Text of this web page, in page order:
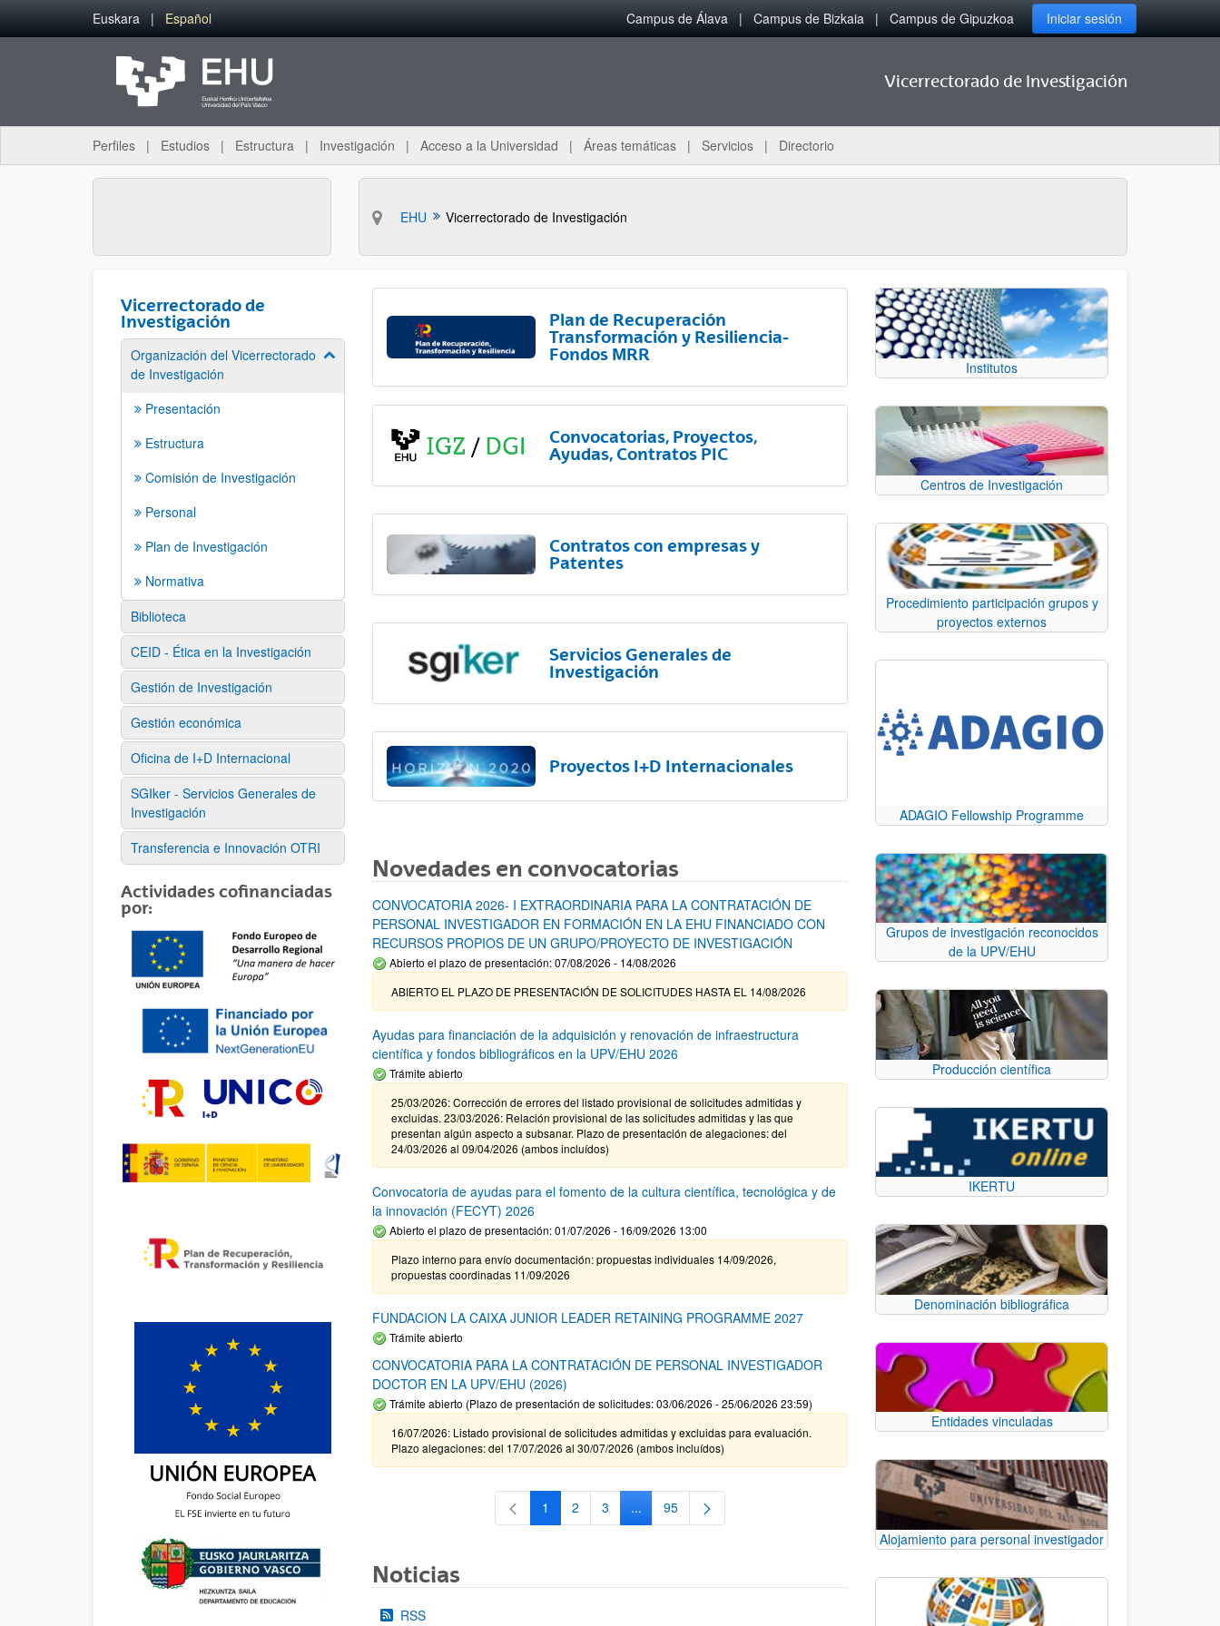
Saltar al contenido principal
Euskara Español Campus de Álava Campus de Bizkaia Campus de Gipuzkoa Iniciar sesión
Vicerrectorado de Investigación
Perfiles Estudios Estructura Investigación Acceso a la Universidad Áreas temáticas Servicios Directorio
EHU Vicerrectorado de Investigación
Vicerrectorado de
Investigación
Organización del Vicerrectorado
de Investigación
Mostrar/ocultar subpáginas
Presentación
Estructura
Comisión de Investigación
Personal
Plan de Investigación
Normativa
Biblioteca
CEID - Ética en la Investigación
Gestión de Investigación
Gestión económica
Oficina de I+D Internacional
SGIker - Servicios Generales de
Investigación
Transferencia e Innovación OTRI
Actividades cofinanciadas
por:
Plan de Recuperación
Transformación y Resiliencia-
Fondos MRR
Convocatorias, Proyectos,
Ayudas, Contratos PIC
Contratos con empresas y
Patentes
Servicios Generales de
Investigación
Proyectos I+D Internacionales
Novedades en convocatorias
CONVOCATORIA 2026- I EXTRAORDINARIA PARA LA CONTRATACIÓN DE
PERSONAL INVESTIGADOR EN FORMACIÓN EN LA EHU FINANCIADO CON
RECURSOS PROPIOS DE UN GRUPO/PROYECTO DE INVESTIGACIÓN
Abierto el plazo de presentación: 07/08/2026 - 14/08/2026
ABIERTO EL PLAZO DE PRESENTACIÓN DE SOLICITUDES HASTA EL 14/08/2026
Ayudas para financiación de la adquisición y renovación de infraestructura
científica y fondos bibliográficos en la UPV/EHU 2026
Trámite abierto
25/03/2026: Corrección de errores del listado provisional de solicitudes admitidas y
excluidas. 23/03/2026: Relación provisional de las solicitudes admitidas y las que
presentan algún aspecto a subsanar. Plazo de presentación de alegaciones: del
24/03/2026 al 09/04/2026 (ambos incluídos)
Convocatoria de ayudas para el fomento de la cultura científica, tecnológica y de
la innovación (FECYT) 2026
Abierto el plazo de presentación: 01/07/2026 - 16/09/2026 13:00
Plazo interno para envío documentación: propuestas individuales 14/09/2026,
propuestas coordinadas 11/09/2026
FUNDACION LA CAIXA JUNIOR LEADER RETAINING PROGRAMME 2027
Trámite abierto
CONVOCATORIA PARA LA CONTRATACIÓN DE PERSONAL INVESTIGADOR
DOCTOR EN LA UPV/EHU (2026)
Trámite abierto (Plazo de presentación de solicitudes: 03/06/2026 - 25/06/2026 23:59)
16/07/2026: Listado provisional de solicitudes admitidas y excluidas para evaluación.
Plazo alegaciones: del 17/07/2026 al 30/07/2026 (ambos incluídos)
Página
1 Página
2 Página
3 ...Páginas intermedias Use TAB para desplazarse.
Página
95
Noticias
RSS
Institutos
Centros de Investigación
Procedimiento participación grupos y
proyectos externos
ADAGIO Fellowship Programme
Grupos de investigación reconocidos
de la UPV/EHU
Producción científica
IKERTU
Denominación bibliográfica
Entidades vinculadas
Alojamiento para personal investigador